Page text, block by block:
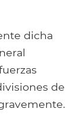
dicha
de